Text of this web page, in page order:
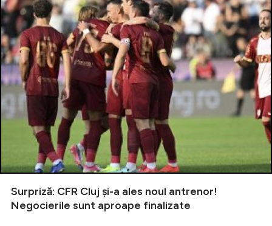
Surpriză: CFR Cluj și-a ales noul antrenor!
Negocierile sunt aproape finalizate